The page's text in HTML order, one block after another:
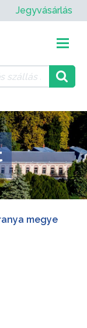
Jegyvásárlás
megye